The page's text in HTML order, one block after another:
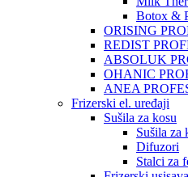
Botox &
ORISING
REDIST
ABSOLUK
OHANIC
ANEA
Frizerski el. uređaji
Sušila za kosu
Sušila za
Difuzori
Stalci za